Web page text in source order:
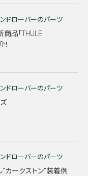
ドローバーのパーツ
商品「THULE
ドローバーのパーツ
ドローバーのパーツ
カークストン”装着例